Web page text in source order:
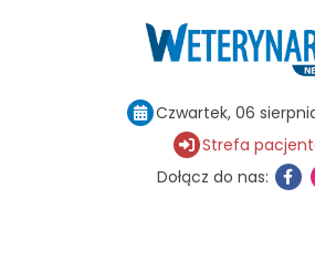
Czwartek, 06
Strefa
Dołącz do nas: